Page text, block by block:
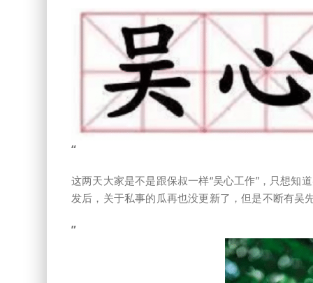
“
这两天大家是不是跟保叔一样“吴心工作”，只想知
发后，关于私事的瓜再也没更新了，但是不断有
”